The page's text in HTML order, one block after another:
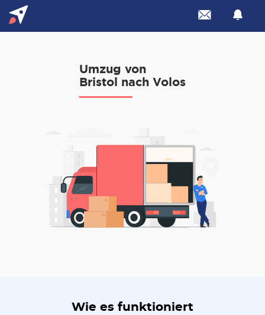
Umzug von
Bristol nach Volos
Wie es funktioniert